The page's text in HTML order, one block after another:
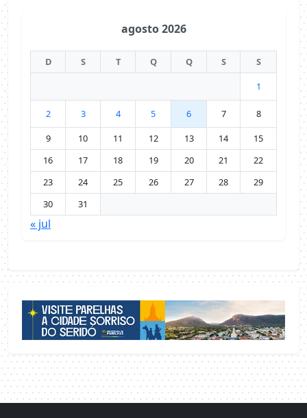
agosto 2026
D S T Q Q S
S
1
2 3 4 5 6 7
8
9
10 11 12 13 14
15
16
17 18 19 20 21
22
23
24 25 26 27 28
29
30
31
« jul